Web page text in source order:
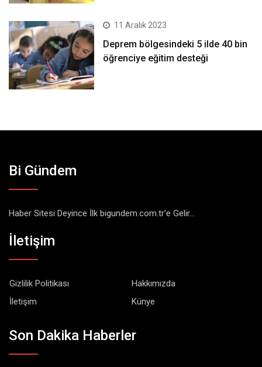
11 Aralık 2023
Deprem bölgesindeki 5 ilde 40 bin
öğrenciye eğitim desteği
Bi Gündem
Haber Sitesi Deyince İlk bigundem.com.tr'e Gelir...
İletişim
Gizlilik Politikası
Hakkımızda
İletişim
Künye
Son Dakika Haberler